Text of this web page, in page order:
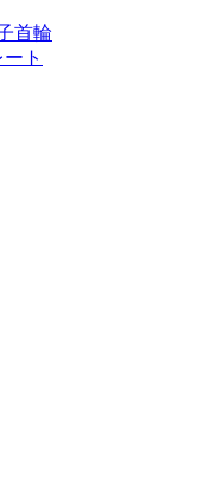
首輪
ト